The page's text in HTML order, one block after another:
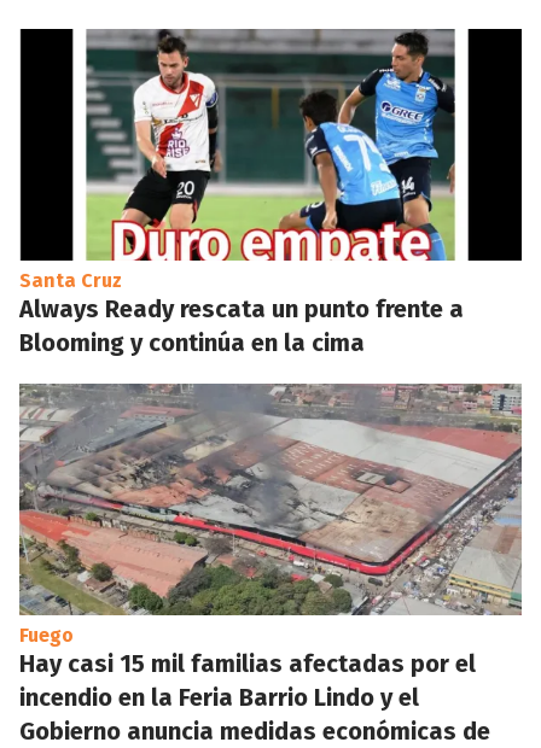
Santa Cruz
Always Ready rescata un punto frente a
Blooming y continúa en la cima
Fuego
Hay casi 15 mil familias afectadas por el
incendio en la Feria Barrio Lindo y el
Gobierno anuncia medidas económicas de